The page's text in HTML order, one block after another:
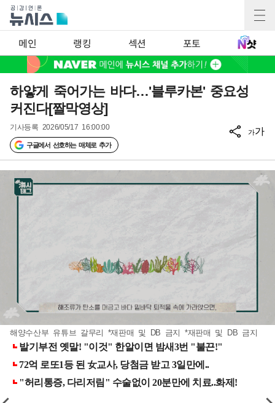
메인 랭킹 섹션 포토
하얗게 죽어가는 바다…'블루카본' 중요성
커진다[짤막영상]
기사등록 2026/05/17 16:00:00
구글에서 선호하는 매체로 추가
가가
해양수산부 유튜브 갈무리 *재판매 및 DB 금지 *재판매 및 DB 금지